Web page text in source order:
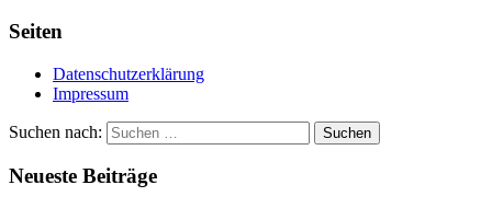
Seiten
Datenschutzerklärung
Impressum
Suchen nach: Suchen
Neueste Beiträge